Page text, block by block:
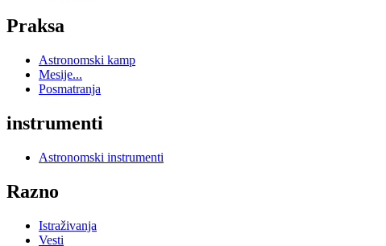
Praksa
Astronomski kamp
Mesije...
Posmatranja
instrumenti
Astronomski instrumenti
Razno
Istraživanja
Vesti